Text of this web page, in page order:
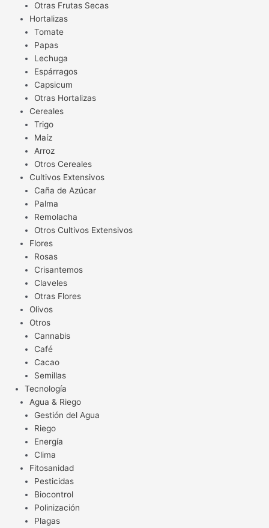
Otras Frutas Secas
Hortalizas
Tomate
Papas
Lechuga
Espárragos
Capsicum
Otras Hortalizas
Cereales
Trigo
Maíz
Arroz
Otros Cereales
Cultivos Extensivos
Caña de Azúcar
Palma
Remolacha
Otros Cultivos Extensivos
Flores
Rosas
Crisantemos
Claveles
Otras Flores
Olivos
Otros
Cannabis
Café
Cacao
Semillas
Tecnología
Agua & Riego
Gestión del Agua
Riego
Energía
Clima
Fitosanidad
Pesticidas
Biocontrol
Polinización
Plagas